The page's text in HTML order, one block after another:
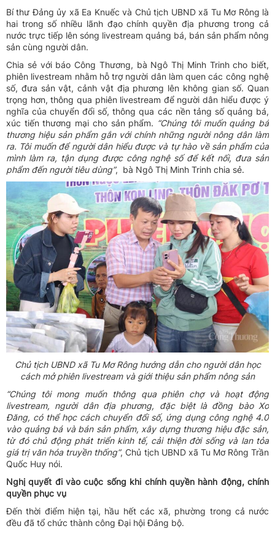
Bí thư Đảng ủy xã Ea Knuếc và Chủ tịch UBND xã Tu Mơ Rông là
hai trong số nhiều lãnh đạo chính quyền địa phương trong cả
nước trực tiếp lên sóng livestream quảng bá, bán sản phẩm nông
sản cùng người dân.
Chia sẻ với báo Công Thương, bà Ngô Thị Minh Trinh cho biết,
phiên livestream nhằm hỗ trợ người dân làm quen các công nghệ
số, đưa sản vật, cảnh vật địa phương lên không gian số. Quan
trọng hơn, thông qua phiên livestream để người dân hiểu được ý
nghĩa của chuyển đổi số, thông qua các nền tảng số quảng bá,
xúc tiến thương mại cho sản phẩm. “Chúng tôi muốn quảng bá
thương hiệu sản phẩm gắn với chính những người nông dân làm
ra. Tôi muốn để người dân hiểu được và tự hào về sản phẩm của
mình làm ra, tận dụng được công nghệ số để kết nối, đưa sản
phẩm đến người tiêu dùng”, bà Ngô Thị Minh Trinh chia sẻ.
Chủ tịch UBND xã Tu Mơ Rông hướng dẫn cho người dân học
cách mở phiên livestream và giới thiệu sản phẩm nông sản
“Chúng tôi mong muốn thông qua phiên chợ và hoạt động
livestream, người dân địa phương, đặc biệt là đồng bào Xơ
Đăng, có thể học cáchchuyển đổi số,ứng dụng công nghệ 4.0
vào quảng bávà bánsản phẩm, xây dựng thương hiệu đặc sản,
từ đó chủ động phát triển kinh tế, cải thiện đời sống và lan tỏa
giá trị văn hóa truyền thống”,Chủ tịch UBND xã Tu Mơ Rông Trần
Quốc Huy nói.
Nghị quyết đi vào cuộc sống khi chính quyền hành động, chính
quyền phục vụ
Đến thời điểm hiện tại, hầu hết các xã, phường trong cả nước
đều đã tổ chức thành công Đại hội Đảng bộ.